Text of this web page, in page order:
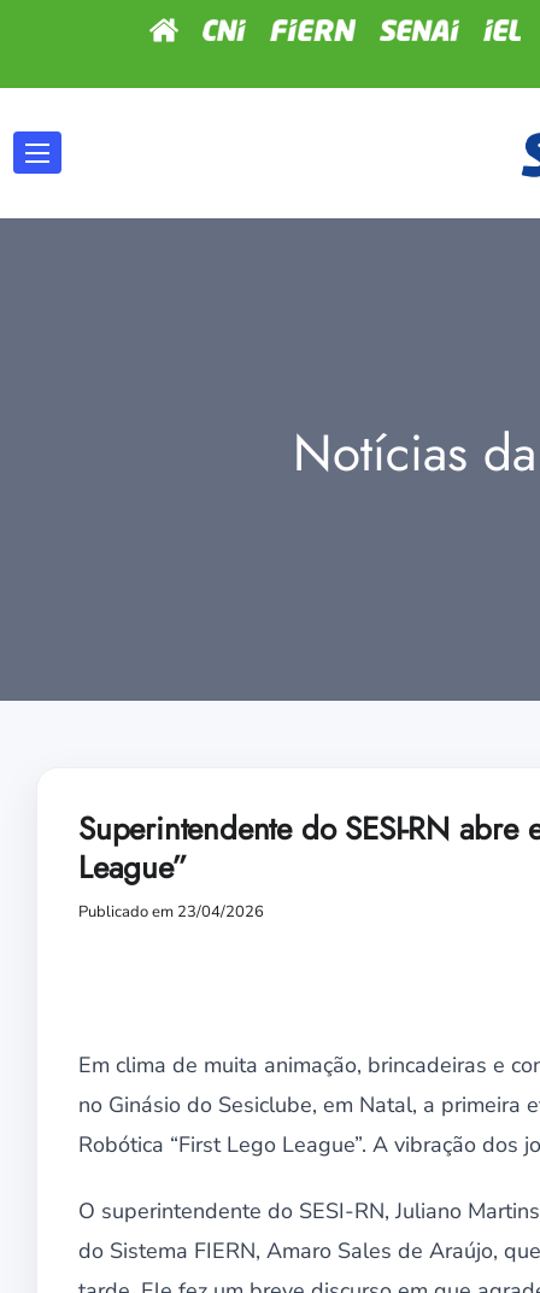
Notícias
Superintendente do SESI-RN
League”
Publicado em 23/04/2026
Em clima de muita animação, brincadeiras e
no Ginásio do Sesiclube, em Natal, a
Robótica “First Lego League”. A vibração dos
O superintendente do SESI-RN, Juliano
do Sistema FIERN, Amaro Sales de Araújo,